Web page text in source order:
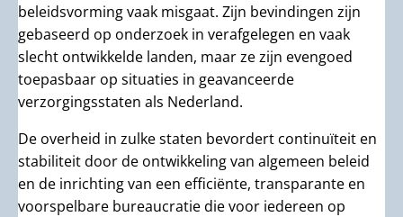
beleidsvorming vaak misgaat. Zijn bevindingen zijn
gebaseerd op onderzoek in verafgelegen en vaak
slecht ontwikkelde landen, maar ze zijn evengoed
toepasbaar op situaties in geavanceerde
verzorgingsstaten als Nederland.
De overheid in zulke staten bevordert continuïteit en
stabiliteit door de ontwikkeling van algemeen beleid
en de inrichting van een efficiënte, transparante en
voorspelbare bureaucratie die voor iedereen op